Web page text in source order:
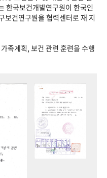
한국보건개발연구원이 한국인
보건연구원을 협력센터로 재 지
족계획, 보건 관련 훈련을 수행